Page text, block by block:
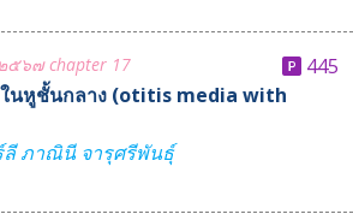
๕๖๗ chapter 17
445
ในหูชั้นกลาง (otitis media with
ภาณินี จารุศรีพันธุ์